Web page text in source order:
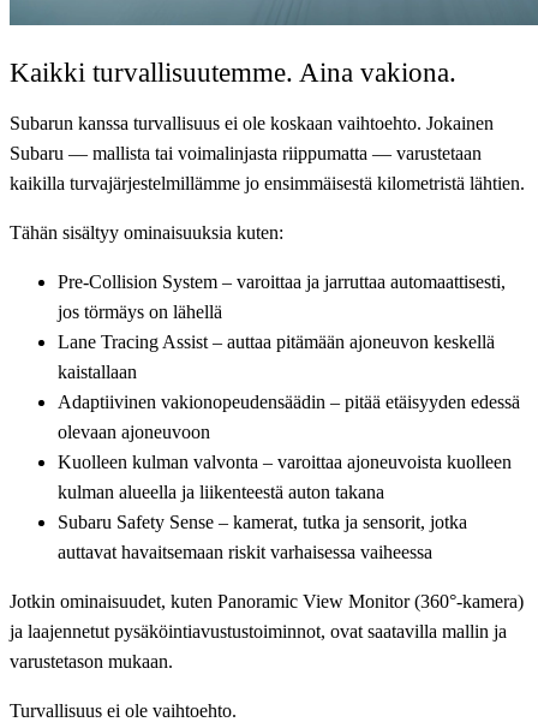
Kaikki turvallisuutemme. Aina vakiona.
Subarun kanssa turvallisuus ei ole koskaan vaihtoehto. Jokainen
Subaru — mallista tai voimalinjasta riippumatta — varustetaan
kaikilla turvajärjestelmillämme jo ensimmäisestä kilometristä lähtien.
Tähän sisältyy ominaisuuksia kuten:
Pre-Collision System – varoittaa ja jarruttaa automaattisesti,
jos törmäys on lähellä
Lane Tracing Assist – auttaa pitämään ajoneuvon keskellä
kaistallaan
Adaptiivinen vakionopeudensäädin – pitää etäisyyden edessä
olevaan ajoneuvoon
Kuolleen kulman valvonta – varoittaa ajoneuvoista kuolleen
kulman alueella ja liikenteestä auton takana
Subaru Safety Sense – kamerat, tutka ja sensorit, jotka
auttavat havaitsemaan riskit varhaisessa vaiheessa
Jotkin ominaisuudet, kuten Panoramic View Monitor (360°-kamera)
ja laajennetut pysäköintiavustustoiminnot, ovat saatavilla mallin ja
varustetason mukaan.
Turvallisuus ei ole vaihtoehto.